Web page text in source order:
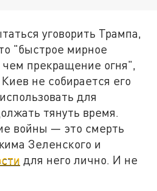
уговорить Трампа,
"быстрое мирное
прекращение огня",
не собирается его
для
тянуть время.
войны — это смерть
Зеленского и
для него лично. И не